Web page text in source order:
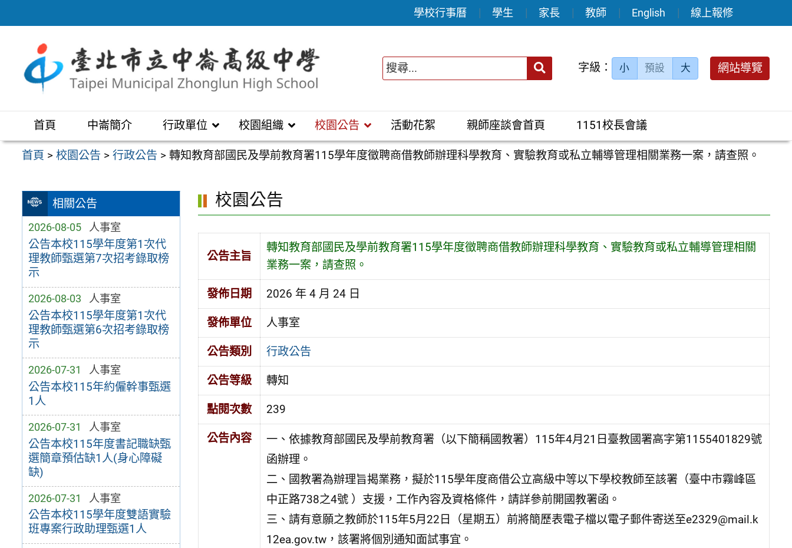
至
區
學校行事曆 學生 家長 教師 English 線上報修
送出 字級： 小 預設 大 網站導覽
首頁 中崙簡介 行政單位 校園組織 校園公告 活動花絮 親師座談會首頁 1151校長會議
首頁 >校園公告 >行政公告 >轉知教育部國民及學前教育署115學年度徵聘商借教師辦理科學教育、實驗教育或私立輔導管理相關業務一案，請查照。
相關公告
2026-08-05 人事室
公告本校115學年度第1次代
理教師甄選第7次招考錄取榜
示
2026-08-03 人事室
公告本校115學年度第1次代
理教師甄選第6次招考錄取榜
示
2026-07-31 人事室
公告本校115年約僱幹事甄選
1人
2026-07-31 人事室
公告本校115年度書記職缺甄
選簡章預估缺1人(身心障礙
缺)
2026-07-31 人事室
公告本校115學年度雙語實驗
班專案行政助理甄選1人
校園公告
公告主旨
轉知教育部國民及學前教育署115學年度徵聘商借教師辦理科學教育、實驗教育或私立輔導管理相關
業務一案，請查照。
發佈日期 2026 年 4 月 24 日
發佈單位 人事室
公告類別 行政公告
公告等級 轉知
點閱次數 239
公告內容
一、依據教育部國民及學前教育署（以下簡稱國教署）115年4月21日臺教國署高字第1155401829號
函辦理。
二、國教署為辦理旨揭業務，擬於115學年度商借公立高級中等以下學校教師至該署（臺中市霧峰區
中正路738之4號 ）支援，工作內容及資格條件，請詳參前開國教署函。
三、請有意願之教師於115年5月22日（星期五）前將簡歷表電子檔以電子郵件寄送至e2329@mail.k
12ea.gov.tw，該署將個別通知面試事宜。